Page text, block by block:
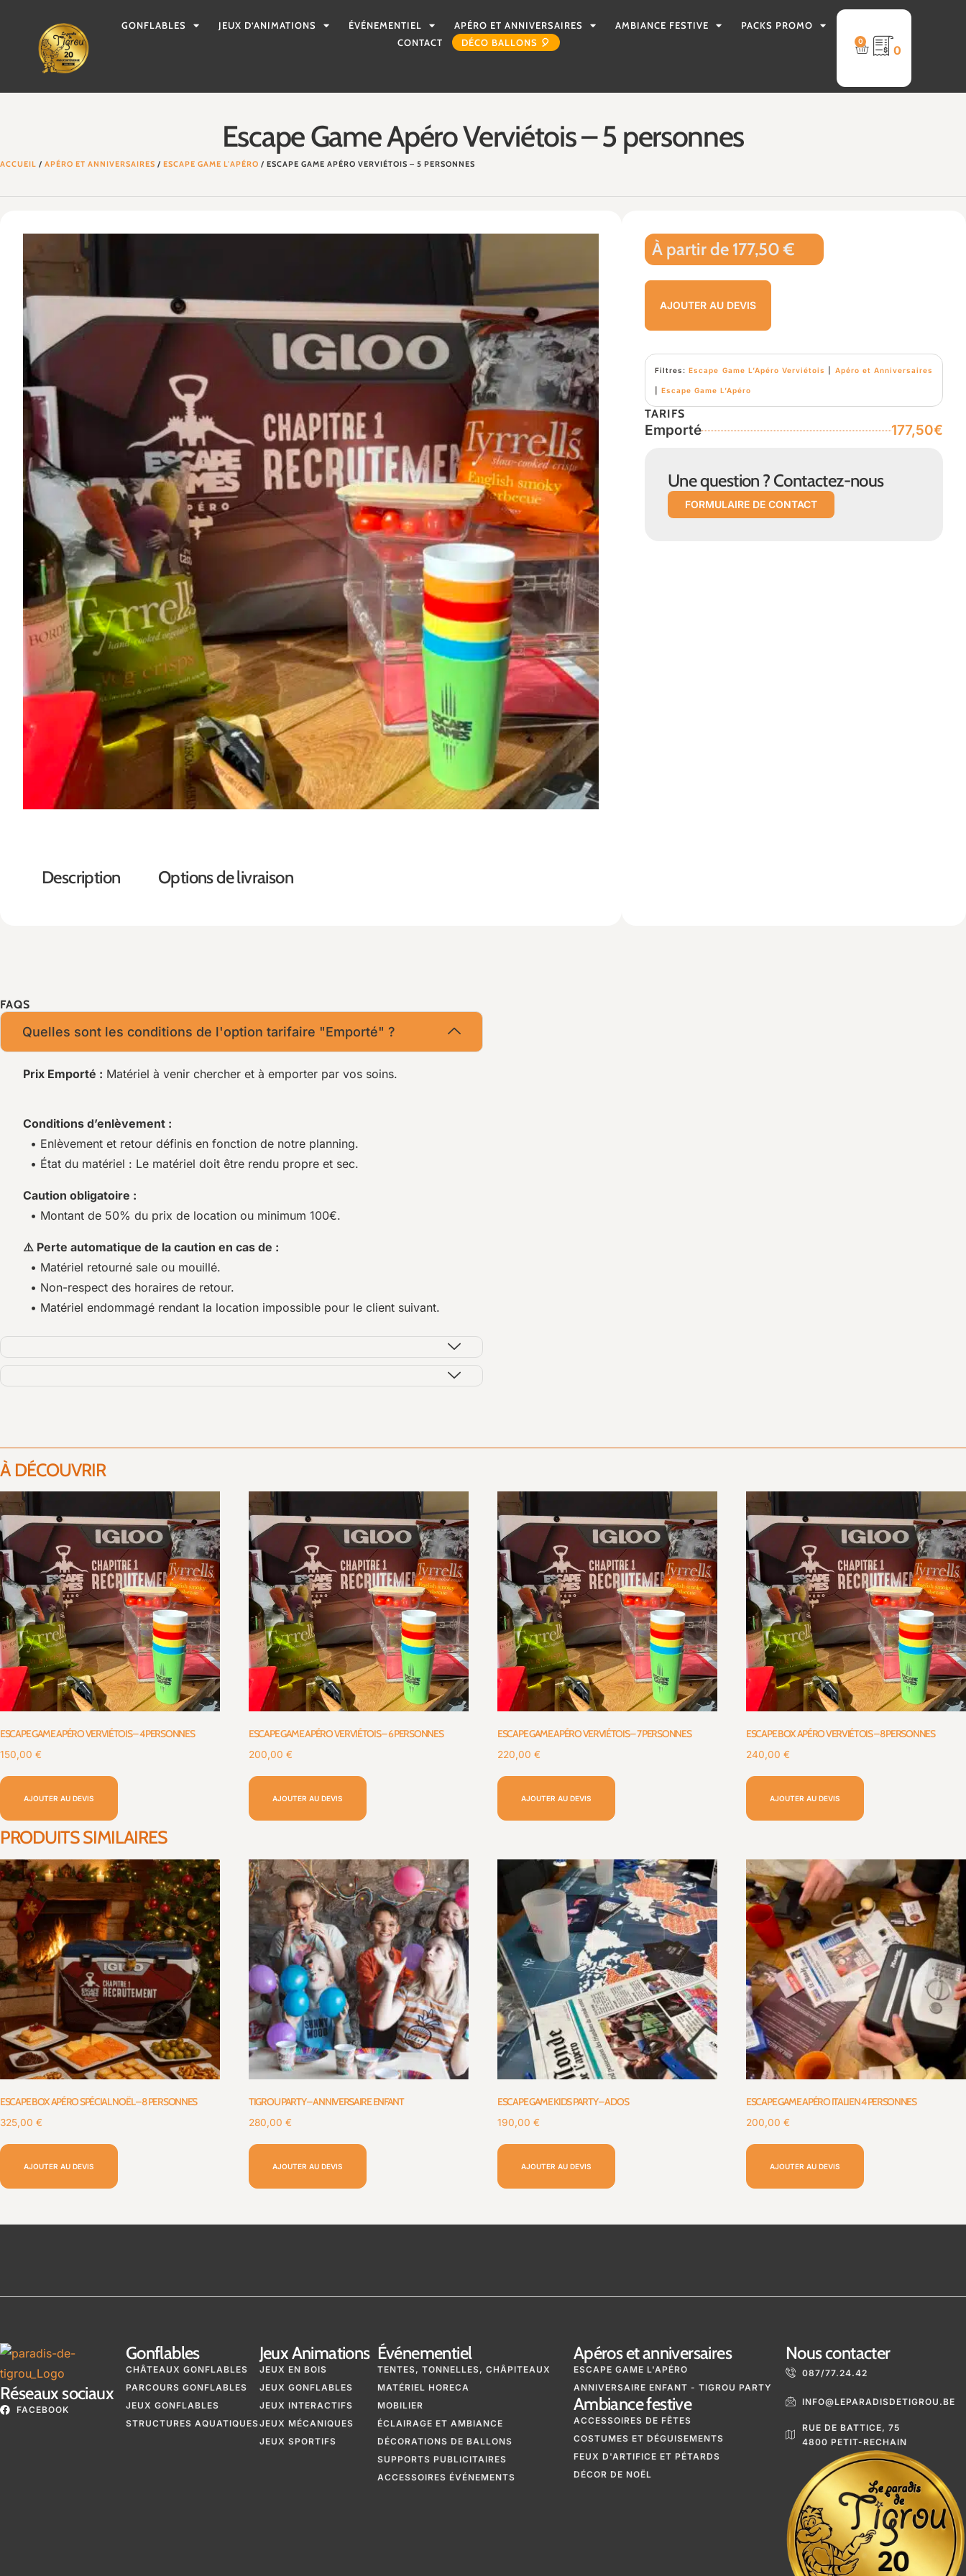
GONFLABLES JEUX D’ANIMATIONS ÉVÉNEMENTIEL APÉRO ET ANNIVERSAIRES AMBIANCE FESTIVE
PACKS PROMO
CONTACT
DÉCO BALLONS 🎈 0
0
Escape Game Apéro Verviétois – 5 personnes
ACCUEIL / APÉRO ET ANNIVERSAIRES / ESCAPE GAME L'APÉRO / ESCAPE GAME APÉRO VERVIÉTOIS – 5 PERSONNES
À partir de 177,50 €
AJOUTER AU DEVIS
Filtres:Escape Game L’Apéro Verviétois Apéro et Anniversaires
|Escape Game L’Apéro
TARIFS
Emporté 177,50€
Une question ? Contactez-nous
FORMULAIRE DE CONTACT
Description Options de livraison
FAQS
Quelles sont les conditions de l'option tarifaire "Emporté" ?
Prix Emporté : Matériel à venir chercher et à emporter par vos soins.
Conditions d’enlèvement :
• Enlèvement et retour définis en fonction de notre planning.
• État du matériel : Le matériel doit être rendu propre et sec.
Caution obligatoire :
• Montant de 50% du prix de location ou minimum 100€.
⚠️ Perte automatique de la caution en cas de :
• Matériel retourné sale ou mouillé.
• Non-respect des horaires de retour.
• Matériel endommagé rendant la location impossible pour le client suivant.
À DÉCOUVRIR
ESCAPE GAME APÉRO VERVIÉTOIS – 4 PERSONNES
150,00 €
AJOUTER AU DEVIS
ESCAPE GAME APÉRO VERVIÉTOIS – 6 PERSONNES
200,00 €
AJOUTER AU DEVIS
ESCAPE GAME APÉRO VERVIÉTOIS – 7 PERSONNES
220,00 €
AJOUTER AU DEVIS
ESCAPE BOX APÉRO VERVIÉTOIS – 8 PERSONNES
240,00 €
AJOUTER AU DEVIS
PRODUITS SIMILAIRES
ESCAPE BOX APÉRO SPÉCIAL NOËL – 8 PERSONNES
325,00 €
AJOUTER AU DEVIS
TIGROU PARTY – ANNIVERSAIRE ENFANT
280,00 €
AJOUTER AU DEVIS
ESCAPE GAME KIDS PARTY – ADOS
190,00 €
AJOUTER AU DEVIS
ESCAPE GAME APÉRO ITALIEN 4 PERSONNES
200,00 €
AJOUTER AU DEVIS
Réseaux sociaux
FACEBOOK
Gonflables
CHÂTEAUX GONFLABLES
PARCOURS GONFLABLES
JEUX GONFLABLES
STRUCTURES AQUATIQUES
Jeux Animations
JEUX EN BOIS
JEUX GONFLABLES
JEUX INTERACTIFS
JEUX MÉCANIQUES
JEUX SPORTIFS
Événementiel
TENTES, TONNELLES, CHÂPITEAUX
MATÉRIEL HORECA
MOBILIER
ÉCLAIRAGE ET AMBIANCE
DÉCORATIONS DE BALLONS
SUPPORTS PUBLICITAIRES
ACCESSOIRES ÉVÉNEMENTS
Apéros et anniversaires
ESCAPE GAME L'APÉRO
ANNIVERSAIRE ENFANT - TIGROU PARTY
Ambiance festive
ACCESSOIRES DE FÊTES
COSTUMES ET DÉGUISEMENTS
FEUX D'ARTIFICE ET PÉTARDS
DÉCOR DE NOËL
Nous contacter
087/77.24.42
INFO@LEPARADISDETIGROU.BE
RUE DE BATTICE, 75
4800 PETIT-RECHAIN